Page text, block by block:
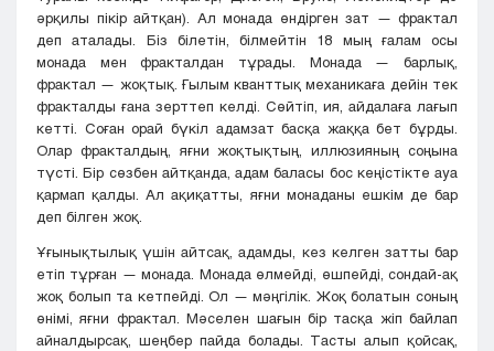
әрқилы пікір айтқан). Ал монада өндірген зат — фрактал
деп аталады. Біз білетін, білмейтін 18 мың ғалам осы
монада мен фракталдан тұрады. Монада — барлық,
фрактал — жоқтық. Ғылым кванттық механикаға дейін тек
фракталды ғана зерттеп келді. Сөйтіп, ия, айдалаға лағып
кетті. Соған орай бүкіл адамзат басқа жаққа бет бұрды.
Олар фракталдың, яғни жоқтықтың, иллюзияның соңына
түсті. Бір сөзбен айтқанда, адам баласы бос кеңістікте ауа
қармап қалды. Ал ақиқатты, яғни монаданы ешкім де бар
деп білген жоқ.
Ұғынықтылық үшін айтсақ, адамды, кез келген затты бар
етіп тұрған — монада. Монада өлмейді, өшпейді, сондай-ақ
жоқ болып та кетпейді. Ол — мәңгілік. Жоқ болатын соның
өнімі, яғни фрактал. Мәселен шағын бір тасқа жіп байлап
айналдырсақ, шеңбер пайда болады. Тасты алып қойсақ,